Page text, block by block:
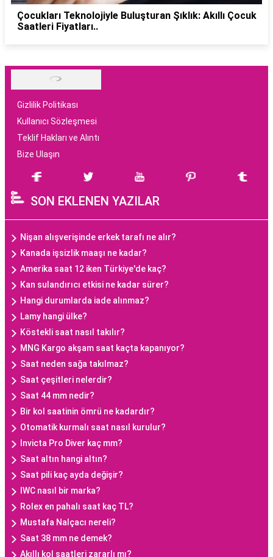
Çocukları Teknolojiyle Buluşturan Şıklık: Akıllı Çocuk
Saatleri Fiyatları..
Gizlilik Politikası
Kullanıcı Sözleşmesi
Teklif Hakları ve Alıntı
Bize Ulaşın
SON EKLENEN YAZILAR
Nişan alışverişinde erkek tarafı ne alır?
Kanada işsizlik maaşı ne kadar?
Amerika saat 12 iken Türkiye'de kaç?
Kan sulandırıcı etkisi ne kadar sürer?
Hangi durumlarda iade alınmaz?
Lamy hangi ülke?
Köstekli saat nasıl takılır?
MNG Kargo akşam saat kaçta kapanıyor?
Saat neden sağa takılmaz?
Saat çeşitleri nelerdir?
Saat 44 mm nedir?
Bir kol saatinin ömrü ne kadardır?
Otomatik kurmalı saat nasıl kurulur?
Invicta Pro Diver kaç mm?
Saat altın hangi altın?
Saat pili kaç ayda değişir?
IWC nasıl bir marka?
Rolex en pahalı saat kaç TL?
Mustafa Nalçacı nereli?
Saat 38 mm ne demek?
Akıllı kol saatleri zararlı mı?